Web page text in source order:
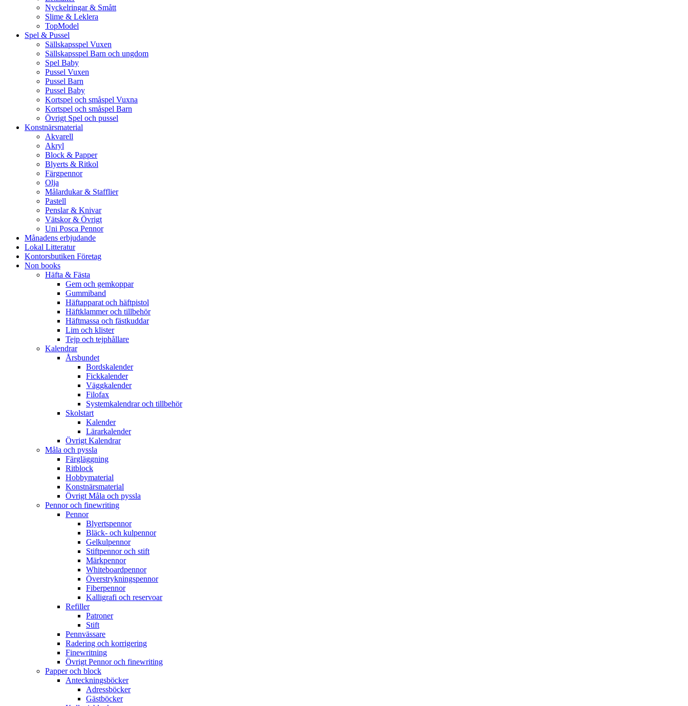
Nyckelringar & Smått
Slime & Leklera
TopModel
Spel & Pussel
Sällskapsspel Vuxen
Sällskapsspel Barn och ungdom
Spel Baby
Pussel Vuxen
Pussel Barn
Pussel Baby
Kortspel och småspel Vuxna
Kortspel och småspel Barn
Övrigt Spel och pussel
Konstnärsmaterial
Akvarell
Akryl
Block & Papper
Blyerts & Ritkol
Färgpennor
Olja
Målardukar & Stafflier
Pastell
Penslar & Knivar
Vätskor & Övrigt
Uni Posca Pennor
Månadens erbjudande
Lokal Litteratur
Kontorsbutiken Företag
Non books
Häfta & Fästa
Gem och gemkoppar
Gummiband
Häftapparat och häftpistol
Häftklammer och tillbehör
Häftmassa och fästkuddar
Lim och klister
Tejp och tejphållare
Kalendrar
Årsbundet
Bordskalender
Fickkalender
Väggkalender
Filofax
Systemkalendrar och tillbehör
Skolstart
Kalender
Lärarkalender
Övrigt Kalendrar
Måla och pyssla
Färgläggning
Ritblock
Hobbymaterial
Konstnärsmaterial
Övrigt Måla och pyssla
Pennor och finewriting
Pennor
Blyertspennor
Bläck- och kulpennor
Gelkulpennor
Stiftpennor och stift
Märkpennor
Whiteboardpennor
Överstrykningspennor
Fiberpennor
Kalligrafi och reservoar
Refiller
Patroner
Stift
Pennvässare
Radering och korrigering
Finewritning
Övrigt Pennor och finewriting
Papper och block
Anteckningsböcker
Adressböcker
Gästböcker